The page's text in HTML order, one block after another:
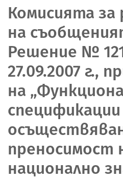
Комисията за
на
Решение №
27.09.2007 г.,
на
спецификации
преносимост
национално